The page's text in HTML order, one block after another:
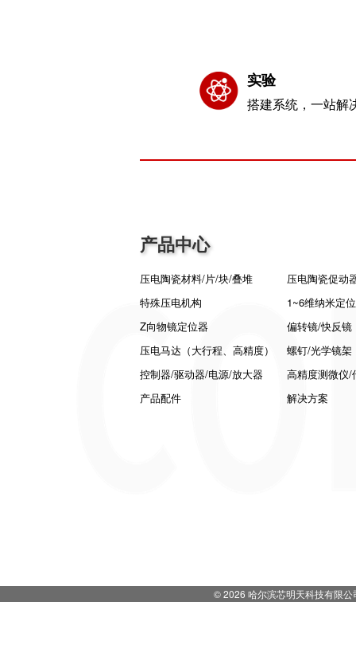
实验
搭建系统，一站解
产品中心
压电陶瓷材料/片/块/叠堆
压电陶瓷促动
特殊压电机构
1~6维纳米定
Z向物镜定位器
偏转镜/快反镜
压电马达（大行程、高精度）
螺钉/光学镜架
控制器/驱动器/电源/放大器
高精度测微仪/
产品配件
解决方案
© 2026 哈尔滨芯明天科技有限